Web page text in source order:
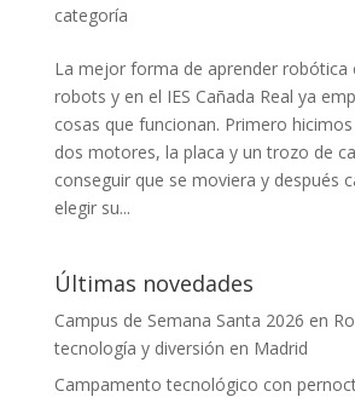
panel
panel
panel
panel
panel
categoría
La mejor forma de aprender robótica
robots y en el IES Cañada Real ya
cosas que funcionan. Primero
dos motores, la placa y un trozo de
conseguir que se moviera y después
elegir su...
Últimas novedades
Campus de Semana Santa 2026 en
tecnología y diversión en Madrid
Campamento tecnológico con